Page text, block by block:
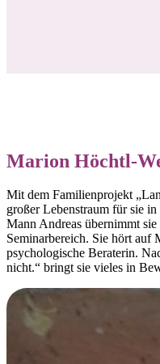
Marion Höchtl-
Mit dem Familienprojekt
großer Lebenstraum für sie
Mann Andreas übernimmt
Seminarbereich. Sie hört auf
psychologische Beraterin.
nicht.“ bringt sie vieles in